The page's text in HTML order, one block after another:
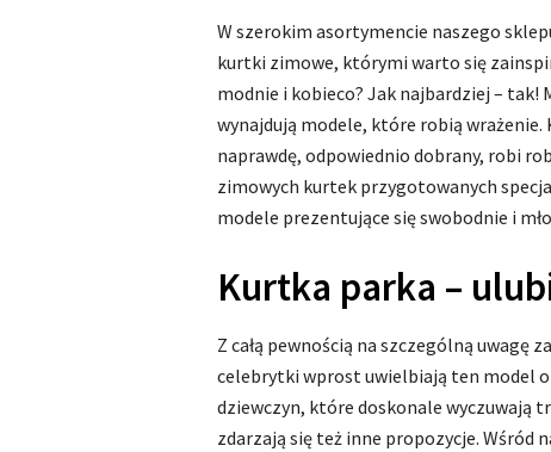
W szerokim asortymencie naszego
kurtki zimowe, którymi warto się
modnie i kobieco? Jak najbardziej –
wynajdują modele, które robią
naprawdę, odpowiednio dobrany, robi
zimowych kurtek przygotowanych
modele prezentujące się swobodnie i
Kurtka parka –
Z całą pewnością na szczególną uwagę
celebrytki wprost uwielbiają ten model
dziewczyn, które doskonale wyczuwają
zdarzają się też inne propozycje. Wśród